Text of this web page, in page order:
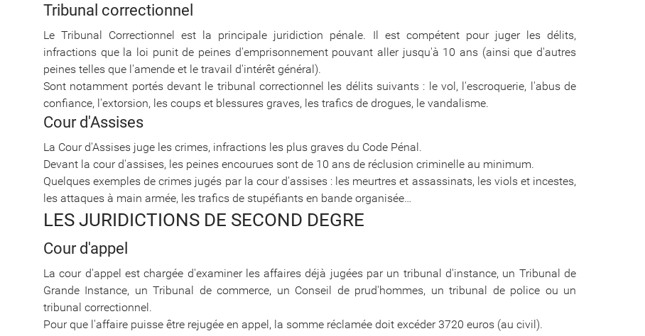
Tribunal correctionnel
Le Tribunal Correctionnel est la principale juridiction pénale. Il est compétent pour juger les délits,
infractions que la loi punit de peines d'emprisonnement pouvant aller jusqu'à 10 ans (ainsi que d'autres
peines telles que l'amende et le travail d'intérêt général).
Sont notamment portés devant le tribunal correctionnel les délits suivants : le vol, l'escroquerie, l'abus de
confiance, l'extorsion, les coups et blessures graves, les trafics de drogues, le vandalisme.
Cour d'Assises
La Cour d'Assises juge les crimes, infractions les plus graves du Code Pénal.
Devant la cour d'assises, les peines encourues sont de 10 ans de réclusion criminelle au minimum.
Quelques exemples de crimes jugés par la cour d'assises : les meurtres et assassinats, les viols et incestes,
les attaques à main armée, les trafics de stupéfiants en bande organisée…
LES JURIDICTIONS DE SECOND DEGRE
Cour d'appel
La cour d'appel est chargée d'examiner les affaires déjà jugées par un tribunal d'instance, un Tribunal de
Grande Instance, un Tribunal de commerce, un Conseil de prud'hommes, un tribunal de police ou un
tribunal correctionnel.
Pour que l'affaire puisse être rejugée en appel, la somme réclamée doit excéder 3720 euros (au civil).